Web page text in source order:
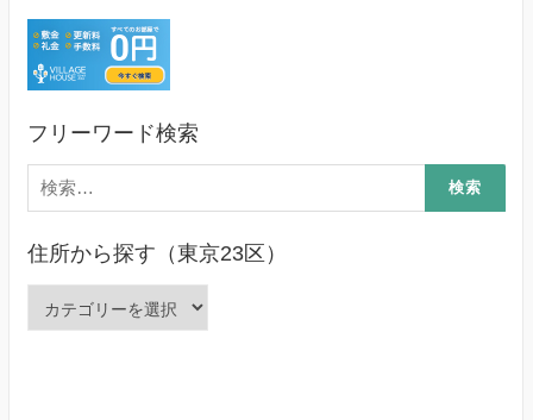
フリーワード検索
検
索:
住所から探す（東京23区）